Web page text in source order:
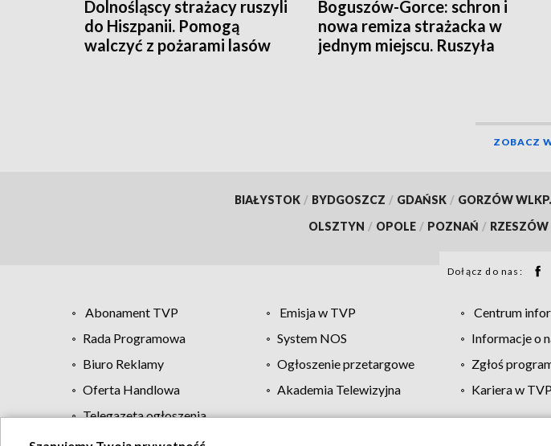
Dolnośląscy strażacy ruszyli
do Hiszpanii. Pomogą
walczyć z pożarami lasów
Boguszów-Gorce: schron i
nowa remiza strażacka w
jednym miejscu. Ruszyła
ZOBACZ
BIAŁYSTOK / BYDGOSZCZ / GDAŃSK / GORZÓW WLKP.
OLSZTYN / OPOLE / POZNAŃ / RZESZÓW
Dołącz do nas:
Abonament TVP Emisja w TVP Centrum
Rada Programowa
System NOS Informacje o
Biuro Reklamy
Ogłoszenie przetargowe Zgłoś
Oferta Handlowa
Akademia Telewizyjna Kariera w TVP
Telegazeta ogłoszenia